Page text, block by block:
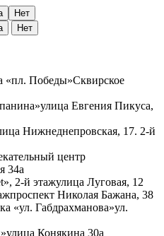
Нет
Нет
«пл. Победы»Сквирское
улица Евгения Пикуса,
Нижнеднепровская, 17. 2-й
центр
34а
2-й этажулица Луговая, 12
проспект Николая Бажана, 38
«ул. Габдрахманова»ул.
улица Конякина 30а